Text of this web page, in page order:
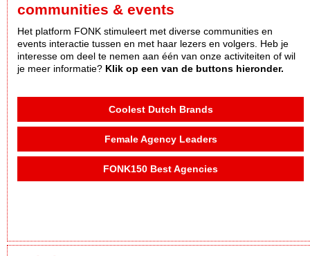
communities & events
Het platform FONK stimuleert met diverse communities en
events interactie tussen en met haar lezers en volgers. Heb je
interesse om deel te nemen aan één van onze activiteiten of wil
je meer informatie? Klik op een van de buttons hieronder.
Coolest Dutch Brands
Female Agency Leaders
FONK150 Best Agencies